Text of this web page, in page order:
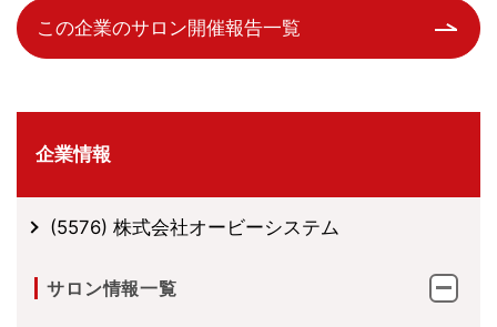
この企業のサロン開催報告一覧
企業情報
(5576) 株式会社オービーシステム
サロン情報一覧